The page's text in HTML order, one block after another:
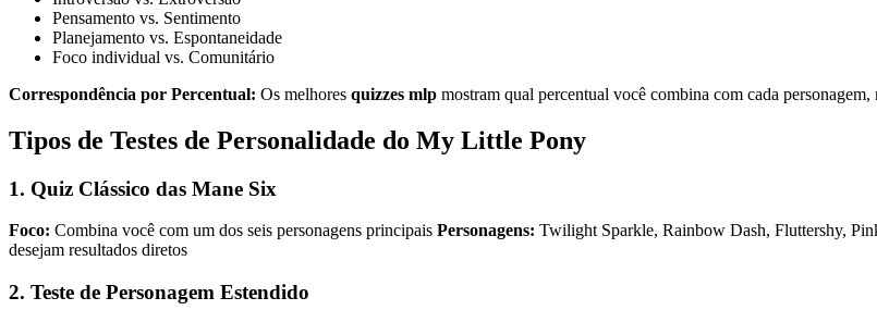
Pensamento vs. Sentimento
Planejamento vs. Espontaneidade
Foco individual vs. Comunitário
Correspondência por Percentual: Os melhores quizzes mlp mostram qual percentual você combina com cada
Tipos de Testes de Personalidade do My Little Pony
1. Quiz Clássico das Mane Six
Foco: Combina você com um dos seis personagens principais Personagens: Twilight Sparkle, Rainbow Dash, Fluttershy,
desejam resultados diretos
2. Teste de Personagem Estendido